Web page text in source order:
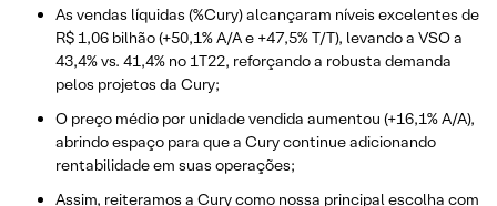
As vendas líquidas (%Cury) alcançaram níveis excelentes de
R$ 1,06 bilhão (+50,1% A/A e +47,5% T/T), levando a VSO a
43,4% vs. 41,4% no 1T22, reforçando a robusta demanda
pelos projetos da Cury;
O preço médio por unidade vendida aumentou (+16,1% A/A),
abrindo espaço para que a Cury continue adicionando
rentabilidade em suas operações;
Assim, reiteramos a Cury como nossa principal escolha com